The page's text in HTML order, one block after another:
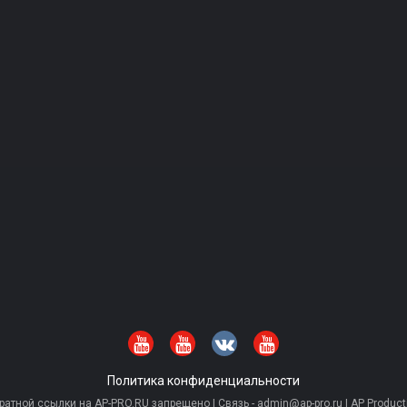
Политика конфиденциальности
ссылки на AP-PRO.RU запрещено | Связь - admin@ap-pro.ru | AP